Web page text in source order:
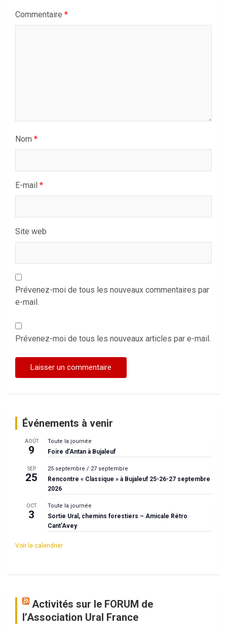
Commentaire *
Nom *
E-mail *
Site web
Prévenez-moi de tous les nouveaux commentaires par
e-mail.
Prévenez-moi de tous les nouveaux articles par e-mail.
Événements à venir
AOÛT
9
Toute la journée
Foire d’Antan à Bujaleuf
SEP
25
25 septembre / 27 septembre
Rencontre « Classique » à Bujaleuf 25-26-27 septembre
2026
OCT
3
Toute la journée
Sortie Ural, chemins forestiers – Amicale Rétro
Cant’Avey
Voir le calendrier
Activités sur le FORUM de
l’Association Ural France